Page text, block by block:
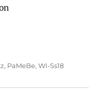
, PaMeBe, WI-Ss18